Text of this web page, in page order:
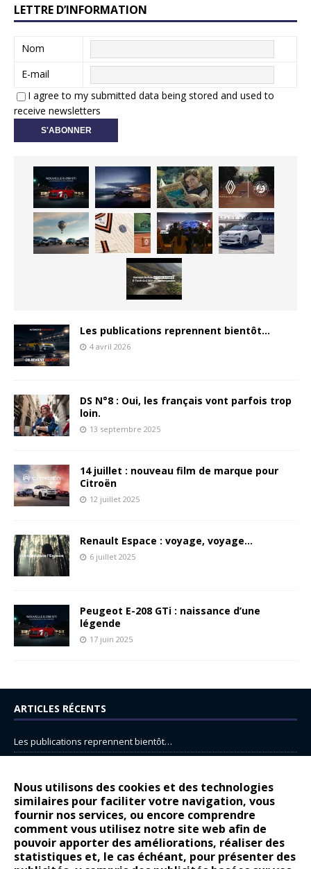
Nous utilisons des cookies et des technologies
similaires pour faciliter votre navigation, vous
fournir nos services, ou encore comprendre
comment vous utilisez notre site web afin de
pouvoir apporter des améliorations, réaliser des
statistiques et, le cas échéant, pour présenter des
LETTRE D’INFORMATION
Nom
E-mail
I agree to my submitted data being stored and used to
receive newsletters
Les publications reprennent bientôt…
4 avril 2026
DS N°8 : Oui, les français vont parfois trop
loin.
13 septembre 2025
14 juillet : nouveau film de marque pour
Citroën
12 juillet 2025
Renault Espace : voyage, voyage…
6 juillet 2025
Peugeot E-208 GTi : naissance d’une
légende
17 juin 2025
ARTICLES RÉCENTS
Les publications reprennent bientôt…
14 juillet : nouveau film de marque pour Citroën
Renault Espace : voyage, voyage…
Peugeot E-208 GTi : naissance d’une légende
COMMENTAIRES RÉCENTS